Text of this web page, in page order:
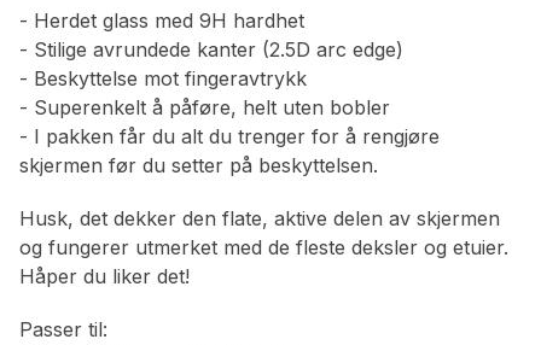
- Herdet glass med 9H hardhet
- Stilige avrundede kanter (2.5D arc edge)
- Beskyttelse mot fingeravtrykk
- Superenkelt å påføre, helt uten bobler
- I pakken får du alt du trenger for å rengjøre
skjermen før du setter på beskyttelsen.
Husk, det dekker den flate, aktive delen av skjermen
og fungerer utmerket med de fleste deksler og etuier.
Håper du liker det!
Passer til: